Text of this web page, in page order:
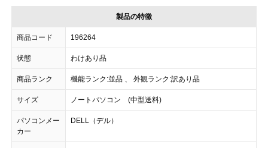
製品の特徴
商品コード 196264
状態 わけあり品
商品ランク 機能ランク:並品 、 外観ランク:訳あり品
サイズ ノートパソコン (中型送料)
パソコンメー
カー
DELL（デル）